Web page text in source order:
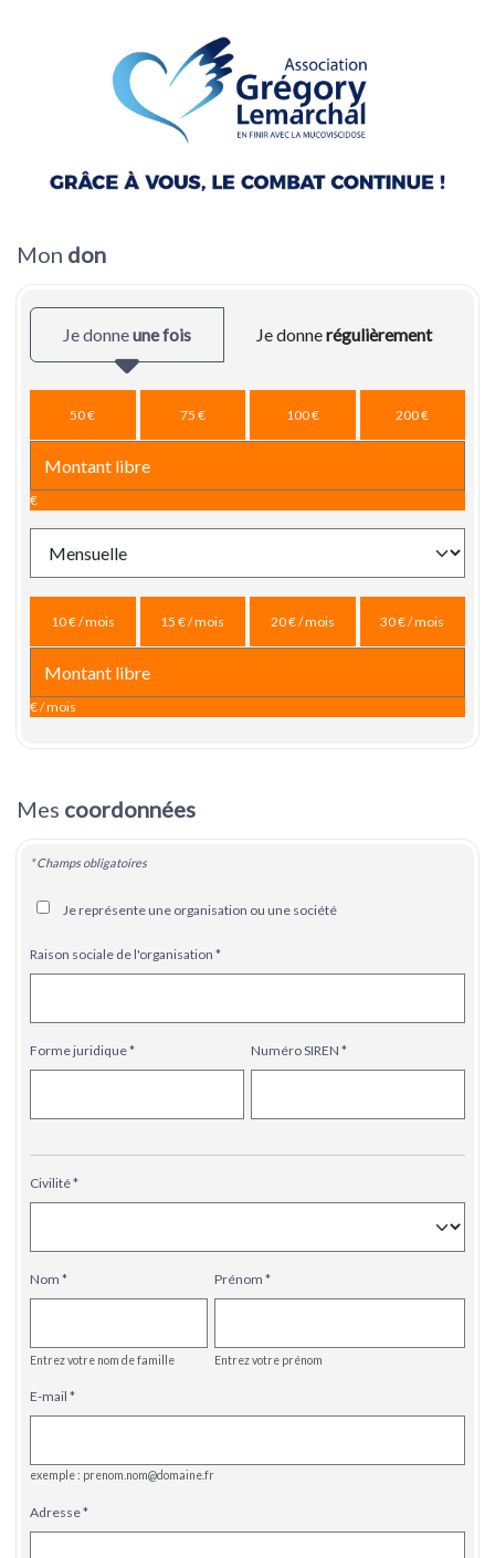
Mon don
Je donneune fois Je donnerégulièrement
50 € 75 € 100 € 200 €
€
10 € / mois 15 € / mois 20 € / mois 30 € / mois
€ / mois
Mes coordonnées
* Champs obligatoires
Je représente une organisation ou une société
Raison sociale de l'organisation
Forme juridique Numéro SIREN
Civilité
Nom
Entrez votre nom de famille
Prénom
Entrez votre prénom
E-mail
exemple : prenom.nom@domaine.fr
Adresse